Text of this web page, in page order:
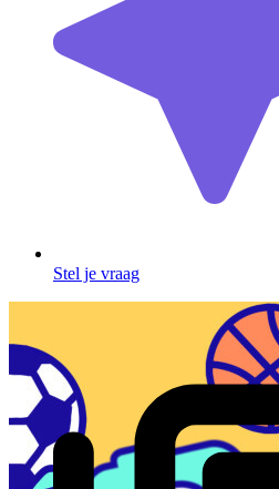
Stel je vraag